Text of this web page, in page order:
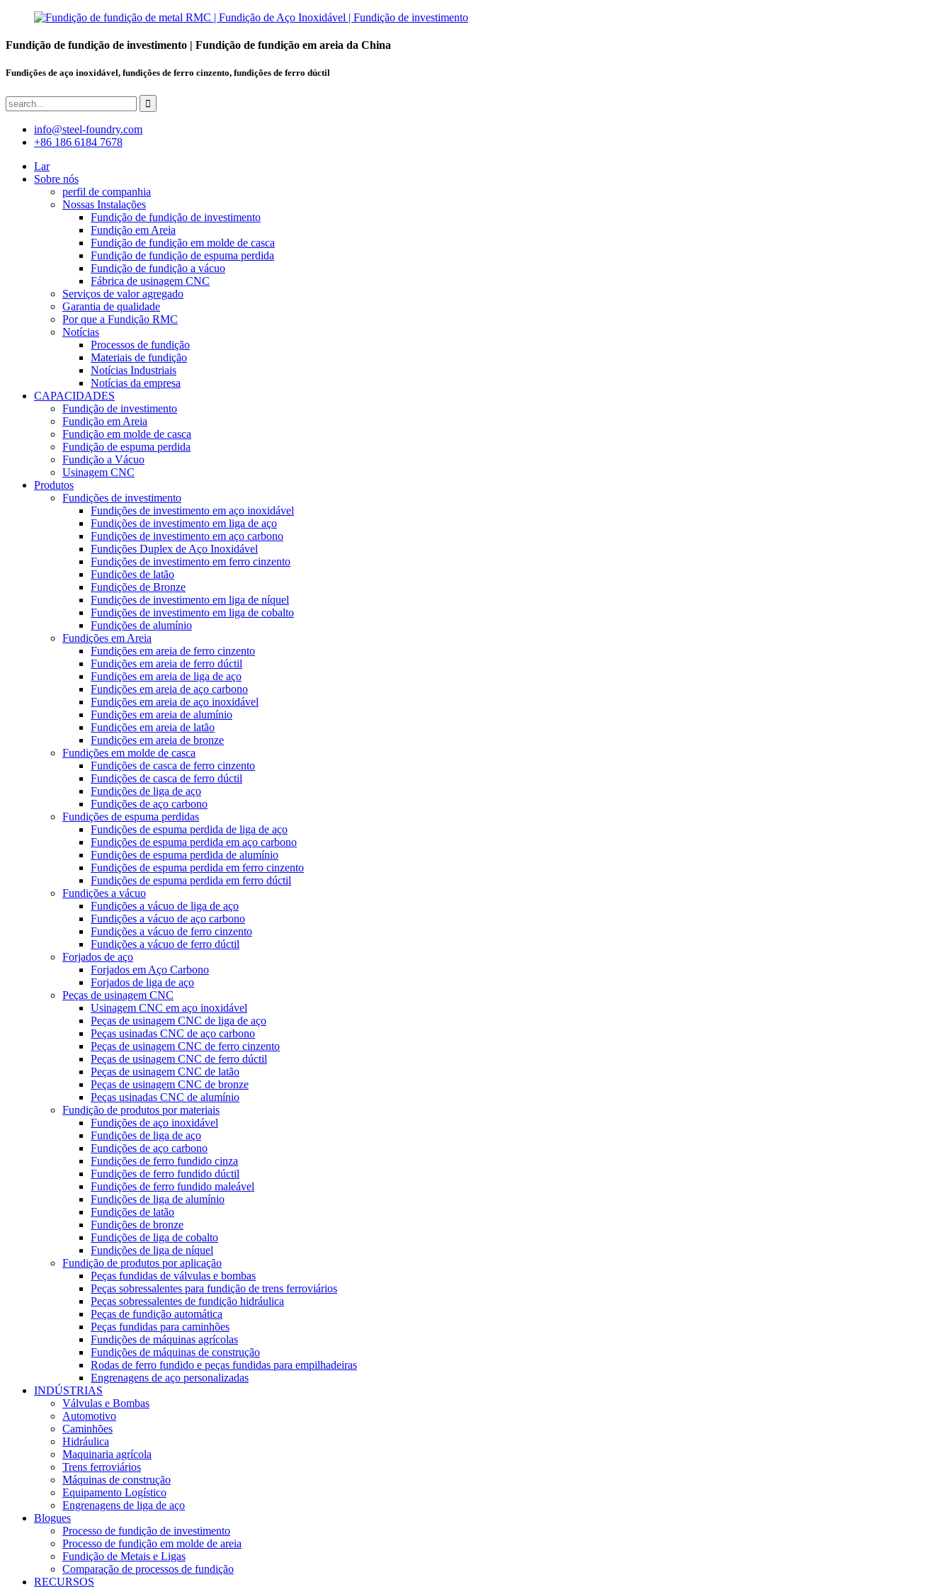
Fundição de fundição de investimento | Fundição de fundição em areia da China
Fundições de aço inoxidável, fundições de ferro cinzento, fundições de ferro dúctil
info@steel-foundry.com
+86 186 6184 7678
Lar
Sobre nós
perfil de companhia
Nossas Instalações
Fundição de fundição de investimento
Fundição em Areia
Fundição de fundição em molde de casca
Fundição de fundição de espuma perdida
Fundição de fundição a vácuo
Fábrica de usinagem CNC
Serviços de valor agregado
Garantia de qualidade
Por que a Fundição RMC
Notícias
Processos de fundição
Materiais de fundição
Notícias Industriais
Notícias da empresa
CAPACIDADES
Fundição de investimento
Fundição em Areia
Fundição em molde de casca
Fundição de espuma perdida
Fundição a Vácuo
Usinagem CNC
Produtos
Fundições de investimento
Fundições de investimento em aço inoxidável
Fundições de investimento em liga de aço
Fundições de investimento em aço carbono
Fundições Duplex de Aço Inoxidável
Fundições de investimento em ferro cinzento
Fundições de latão
Fundições de Bronze
Fundições de investimento em liga de níquel
Fundições de investimento em liga de cobalto
Fundições de alumínio
Fundições em Areia
Fundições em areia de ferro cinzento
Fundições em areia de ferro dúctil
Fundições em areia de liga de aço
Fundições em areia de aço carbono
Fundições em areia de aço inoxidável
Fundições em areia de alumínio
Fundições em areia de latão
Fundições em areia de bronze
Fundições em molde de casca
Fundições de casca de ferro cinzento
Fundições de casca de ferro dúctil
Fundições de liga de aço
Fundições de aço carbono
Fundições de espuma perdidas
Fundições de espuma perdida de liga de aço
Fundições de espuma perdida em aço carbono
Fundições de espuma perdida de alumínio
Fundições de espuma perdida em ferro cinzento
Fundições de espuma perdida em ferro dúctil
Fundições a vácuo
Fundições a vácuo de liga de aço
Fundições a vácuo de aço carbono
Fundições a vácuo de ferro cinzento
Fundições a vácuo de ferro dúctil
Forjados de aço
Forjados em Aço Carbono
Forjados de liga de aço
Peças de usinagem CNC
Usinagem CNC em aço inoxidável
Peças de usinagem CNC de liga de aço
Peças usinadas CNC de aço carbono
Peças de usinagem CNC de ferro cinzento
Peças de usinagem CNC de ferro dúctil
Peças de usinagem CNC de latão
Peças de usinagem CNC de bronze
Peças usinadas CNC de alumínio
Fundição de produtos por materiais
Fundições de aço inoxidável
Fundições de liga de aço
Fundições de aço carbono
Fundições de ferro fundido cinza
Fundições de ferro fundido dúctil
Fundições de ferro fundido maleável
Fundições de liga de alumínio
Fundições de latão
Fundições de bronze
Fundições de liga de cobalto
Fundições de liga de níquel
Fundição de produtos por aplicação
Peças fundidas de válvulas e bombas
Peças sobressalentes para fundição de trens ferroviários
Peças sobressalentes de fundição hidráulica
Peças de fundição automática
Peças fundidas para caminhões
Fundições de máquinas agrícolas
Fundições de máquinas de construção
Rodas de ferro fundido e peças fundidas para empilhadeiras
Engrenagens de aço personalizadas
INDÚSTRIAS
Válvulas e Bombas
Automotivo
Caminhões
Hidráulica
Maquinaria agrícola
Trens ferroviários
Máquinas de construção
Equipamento Logístico
Engrenagens de liga de aço
Blogues
Processo de fundição de investimento
Processo de fundição em molde de areia
Fundição de Metais e Ligas
Comparação de processos de fundição
RECURSOS